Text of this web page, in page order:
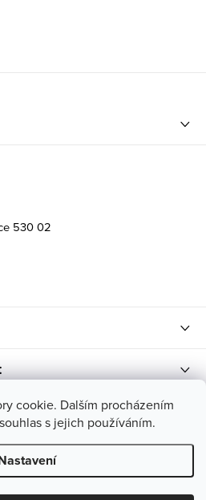
cookie. Dalším procházením
s jejich používáním.
530 02